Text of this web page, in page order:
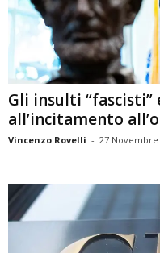
Gli insulti “fascisti”
all’incitamento
Vincenzo Rovelli - 27 Novembre